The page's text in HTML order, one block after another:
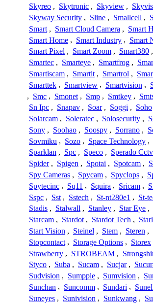
Skyreo , Skytronic , Skyview ,
Skyway Security , Sline , Smallcell ,
Smart , Smart Cloud Camera , Smart
Smart Home , Smart Industry , Smart
Smart Pixel , Smart Zoom , Smart380 ,
Smartec , Smarteye , Smartfrog ,
Smartiscam , Smartit , Smartrol ,
Smarttek , Smartview , Smartvision ,
, Smc , Smonet , Smp , Smtkey ,
Sn Ipc , Snapav , Soar , Soggi , Soho
Solarcam , Soleratec , Solosecurity ,
Sony , Soohao , Soospy , Sorrano ,
Sovmiku , Sozo , Space Technology ,
Sparklan , Spc , Speco , Sperado Cctv
Spider , Spigen , Spotai , Spotcam ,
Spy Cameras , Spycam , Spyclops ,
Spytecinc , Sq11 , Squira , Sricam ,
Sspc , Sst , Sstech , St-nt280e1 , St-
Stadis , Stalwall , Stanley , Star Eye ,
Starcam , Stardot , Stardot Tech ,
Start Vision , Steinel , Stem , Steren ,
Stopcontact , Storage Options , Storex
Strawberry , STROBEAM ,
Styco , Suba , Sucam , Sucjar ,
Sudvision , Sumpple , Sumvision ,
Sunchan , Suncomm , Sundari ,
Suneyes , Sunivision , Sunkwang ,